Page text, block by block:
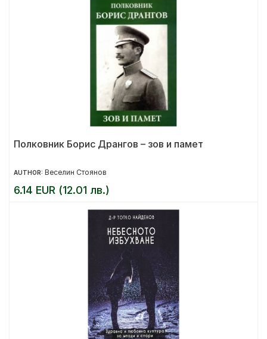
Полковник Борис Дрангов – зов и памет
AUTHOR: Веселин Стоянов
6.14 EUR (12.01 лв.)